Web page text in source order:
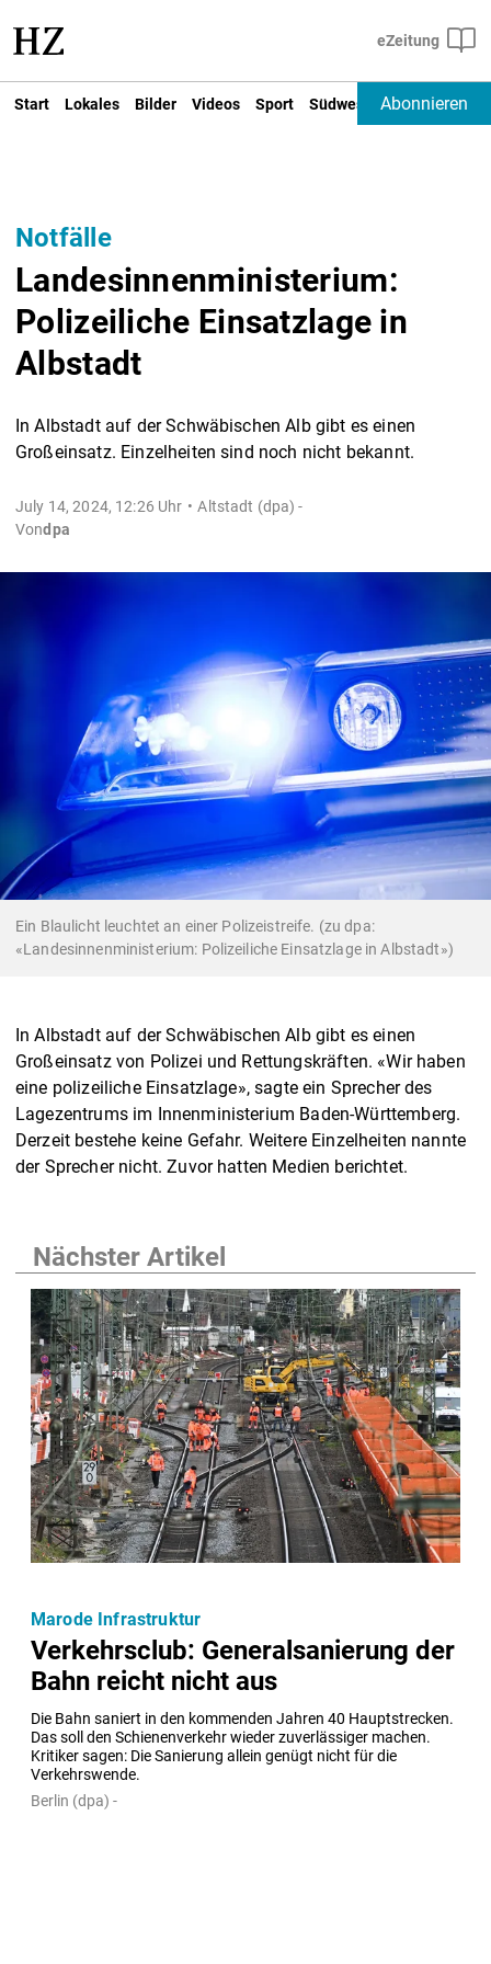
Start Lokales Bilder Videos Sport Südwest Deutschland
Abonnieren
Notfälle
Landesinnenministerium:
Polizeiliche Einsatzlage in
Albstadt
In Albstadt auf der Schwäbischen Alb gibt es einen
Großeinsatz. Einzelheiten sind noch nicht bekannt.
July 14, 2024, 12:26 Uhr
Altstadt (dpa) -
Vondpa
Ein Blaulicht leuchtet an einer Polizeistreife. (zu dpa:
«Landesinnenministerium: Polizeiliche Einsatzlage in Albstadt»)
In Albstadt auf der Schwäbischen Alb gibt es einen
Großeinsatz von Polizei und Rettungskräften. «Wir haben
eine polizeiliche Einsatzlage», sagte ein Sprecher des
Lagezentrums im Innenministerium Baden-Württemberg.
Derzeit bestehe keine Gefahr. Weitere Einzelheiten nannte
der Sprecher nicht. Zuvor hatten Medien berichtet.
Nächster Artikel
Verkehrsclub: Generalsanierung der
Bahn reicht nicht aus
Die Bahn saniert in den kommenden Jahren 40 Hauptstrecken.
Das soll den Schienenverkehr wieder zuverlässiger machen.
Kritiker sagen: Die Sanierung allein genügt nicht für die
Verkehrswende.
Marode Infrastruktur
Berlin (dpa) -